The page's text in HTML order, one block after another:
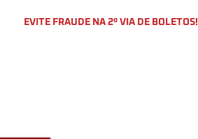
EVITE FRAUDE NA 2º VIA DE BOLETOS!